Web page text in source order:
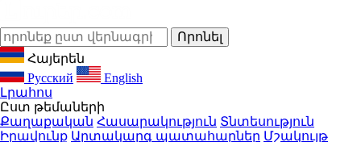
Հայերեն
Русский
English
Լրահոս
Ըստ թեմաների
Քաղաքական Հասարակություն Տնտեսություն
Իրավունք Արտակարգ պատահարներ Մշակույթ